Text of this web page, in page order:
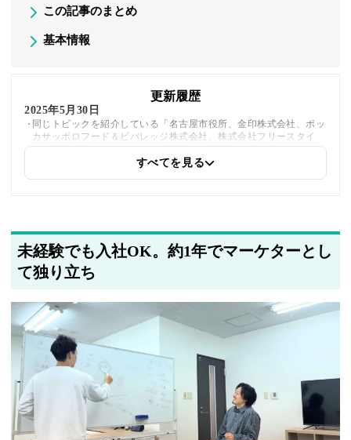
この記事のまとめ
基本情報
更新履歴
2025年5月30日
同じトピックを紹介している「名古屋市役所、金印株式会社、ポッ
カサッポロフード＆ビバレッジ株式会社、株式会社フリースタイ
ル、株式会社スマテン」への内部リンクを追加しました
すべてを見る
未経験でも入社OK。約1年でマーケターとし
て独り立ち